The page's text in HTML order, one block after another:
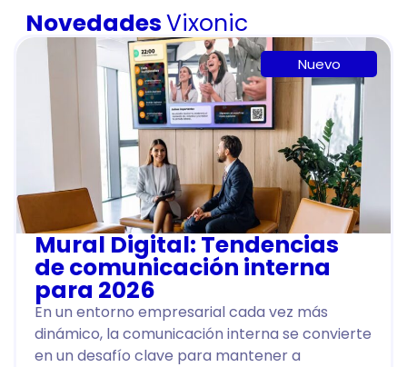
NovedadesVixonic
Nuevo
Mural Digital: Tendencias
de comunicación interna
para 2026
En un entorno empresarial cada vez más
dinámico, la comunicación interna se convierte
en un desafío clave para mantener a